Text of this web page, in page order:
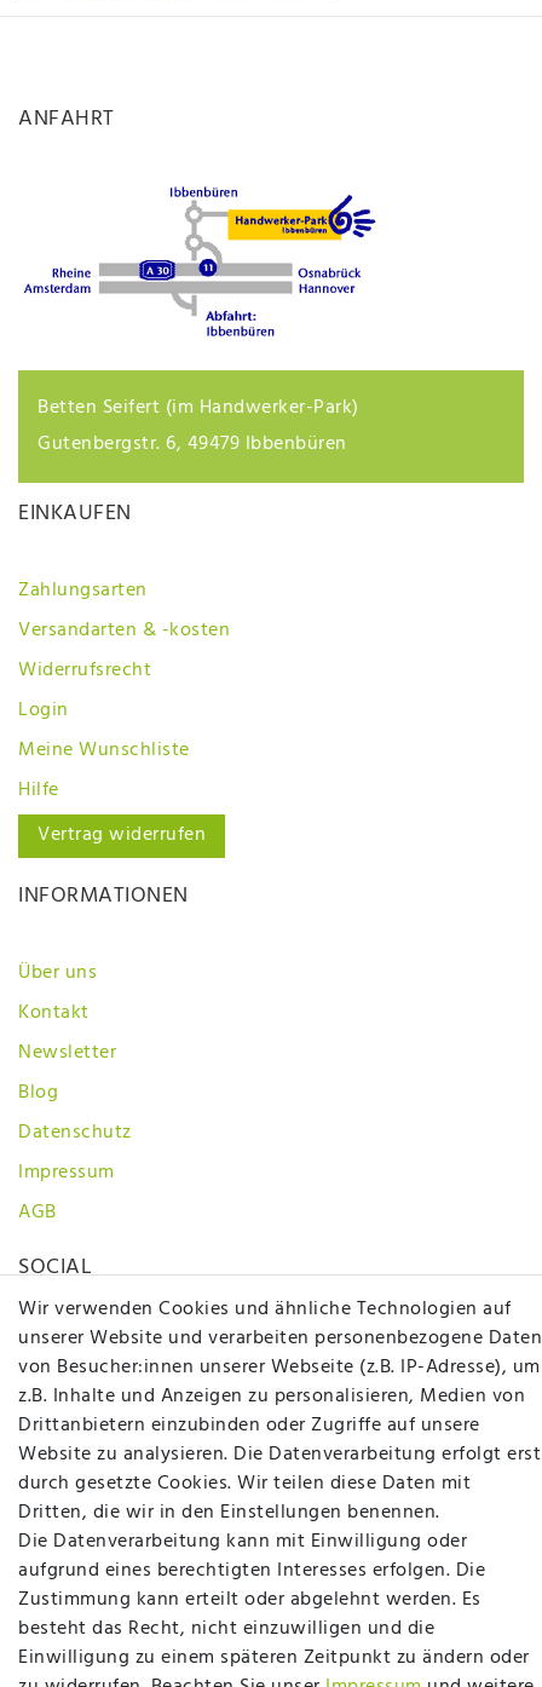
ANFAHRT
Betten Seifert (im Handwerker-Park)
Gutenbergstr. 6, 49479 Ibbenbüren
EINKAUFEN
Zahlungsarten
Versandarten & -kosten
Widerrufsrecht
Login
Meine Wunschliste
Hilfe
Vertrag widerrufen
INFORMATIONEN
Über uns
Kontakt
Newsletter
Blog
Datenschutz
Impressum
AGB
SOCIAL
Betten Seifert – Ihr Fachgeschäft für Betten,
Matratzen, Bettwaren & mehr in Ibbenbüren. Sie
möchten richtig gut schlafen, legen Wert auf
qualitativ hochwertige Produkte und eine solide
Fachberatung für Matratzen und andere
Bettwaren? Dann sind Sie bei uns genau richtig.
Ob online oder vor Ort im Fachgeschäft in
Ibbenbüren - wir beraten Sie gerne!
Wir verwenden Cookies und ähnliche Technologien auf
unserer Website und verarbeiten personenbezogene Daten
von Besucher:innen unserer Webseite (z.B. IP-Adresse), um
z.B. Inhalte und Anzeigen zu personalisieren, Medien von
Drittanbietern einzubinden oder Zugriffe auf unsere
Website zu analysieren. Die Datenverarbeitung erfolgt erst
durch gesetzte Cookies. Wir teilen diese Daten mit
Dritten, die wir in den Einstellungen benennen.
Die Datenverarbeitung kann mit Einwilligung oder
aufgrund eines berechtigten Interesses erfolgen. Die
Zustimmung kann erteilt oder abgelehnt werden. Es
besteht das Recht, nicht einzuwilligen und die
Einwilligung zu einem späteren Zeitpunkt zu ändern oder